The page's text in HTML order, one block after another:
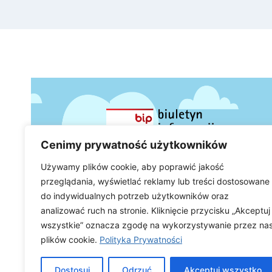
Cenimy prywatność użytkowników
Używamy plików cookie, aby poprawić jakość
przeglądania, wyświetlać reklamy lub treści dostosowane
do indywidualnych potrzeb użytkowników oraz
analizować ruch na stronie. Kliknięcie przycisku „Akceptuj
wszystkie” oznacza zgodę na wykorzystywanie przez
plików cookie. Polityka Prywatności
Dostosuj Odrzuć Akceptuj wszystko